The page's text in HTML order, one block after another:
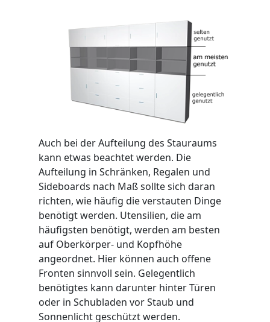
Auch bei der Aufteilung des Stauraums
kann etwas beachtet werden. Die
Aufteilung in Schränken, Regalen und
Sideboards nach Maß sollte sich daran
richten, wie häufig die verstauten Dinge
benötigt werden. Utensilien, die am
häufigsten benötigt, werden am besten
auf Oberkörper- und Kopfhöhe
angeordnet. Hier können auch offene
Fronten sinnvoll sein. Gelegentlich
benötigtes kann darunter hinter Türen
oder in Schubladen vor Staub und
Sonnenlicht geschützt werden.